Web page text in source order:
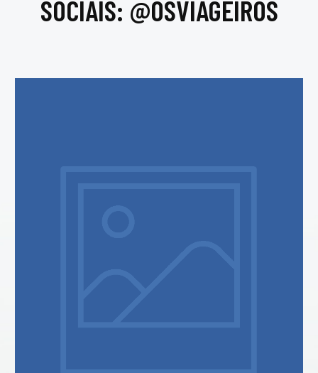
SOCIAIS: @OSVIAGEIROS